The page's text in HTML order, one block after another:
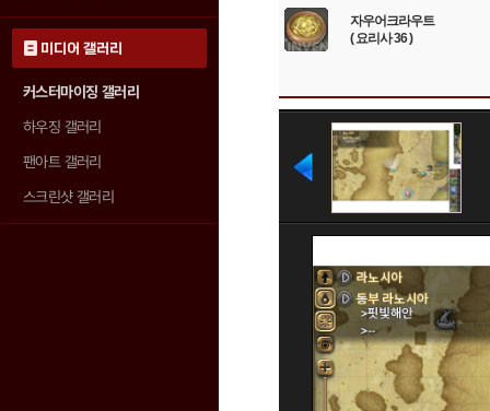
미디어 갤러리
커스터마이징 갤러리
하우징 갤러리
팬아트 갤러리
스크린샷 갤러리
자우어크라우트
( 요리사 36 )